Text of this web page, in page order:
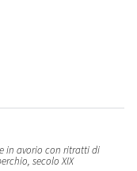
in avorio con ritratti di
secolo XIX